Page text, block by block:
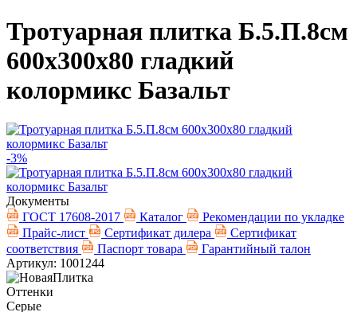
Тротуарная плитка Б.5.П.8см
600х300х80 гладкий
колормикс Базальт
-3%
Документы
ГОСТ 17608-2017
Каталог
Рекомендации по укладке
Прайс-лист
Сертификат дилера
Сертификат
соответствия
Паспорт товара
Гарантийный талон
Артикул: 1001244
Оттенки
Серые